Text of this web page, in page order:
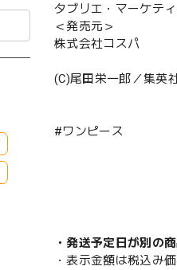
タブリエ・マーケテ
＜発売元＞
株式会社コスパ
(C)尾田栄一郎／集英
#ワンピース
・発送予定日が別の
・表示金額は税込み価